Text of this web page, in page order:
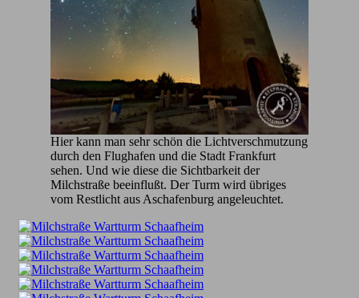
Hier kann man sehr schön die Lichtverschmutzung
durch den Flughafen und die Stadt Frankfurt
sehen. Und wie diese die Sichtbarkeit der
Milchstraße beeinflußt. Der Turm wird übriges
vom Restlicht aus Aschafenburg angeleuchtet.